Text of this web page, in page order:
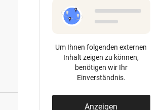
Um Ihnen folgenden externen
Inhalt zeigen zu können,
benötigen wir Ihr
Einverständnis.
Anzeigen